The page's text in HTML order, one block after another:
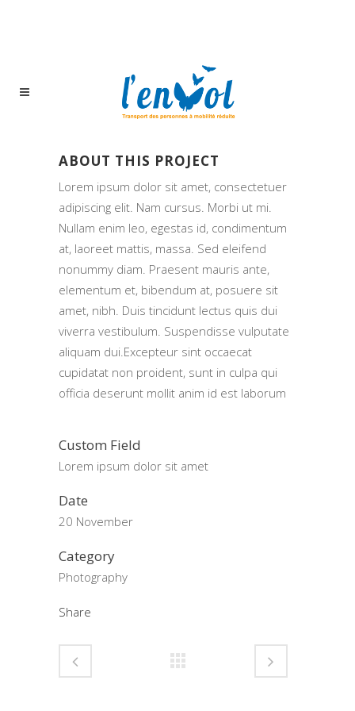
ABOUT THIS PROJECT
Lorem ipsum dolor sit amet, consectetuer
adipiscing elit. Nam cursus. Morbi ut mi.
Nullam enim leo, egestas id, condimentum
at, laoreet mattis, massa. Sed eleifend
nonummy diam. Praesent mauris ante,
elementum et, bibendum at, posuere sit
amet, nibh. Duis tincidunt lectus quis dui
viverra vestibulum. Suspendisse vulputate
aliquam dui.Excepteur sint occaecat
cupidatat non proident, sunt in culpa qui
officia deserunt mollit anim id est laborum
Custom Field
Lorem ipsum dolor sit amet
Date
20 November
Category
Photography
Share